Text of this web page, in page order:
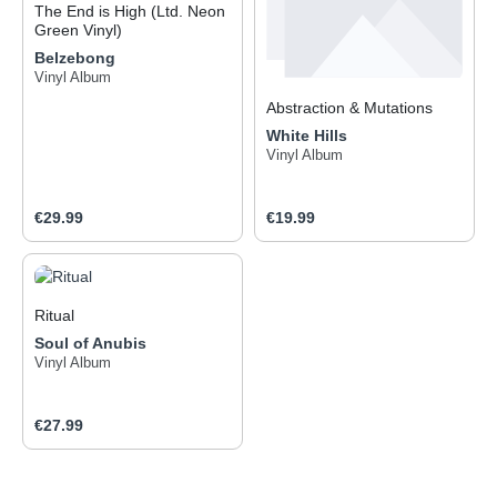
The End is High (Ltd. Neon
Green Vinyl)
Belzebong
Vinyl Album
Regular price:
€29.99
Abstraction & Mutations
White Hills
Vinyl Album
Regular price:
€19.99
Ritual
Soul of Anubis ist ein 2010
gegründetes Power-Duo
auf der Bühne mit einer
Soul of Anubis
Vinyl Album
Regular price:
€27.99